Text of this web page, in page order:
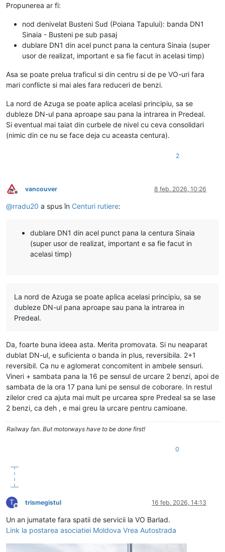
Propunerea ar fi:
nod denivelat Busteni Sud (Poiana Tapului): banda DN1
Sinaia - Busteni pe sub pasaj
dublare DN1 din acel punct pana la centura Sinaia (super
usor de realizat, important e sa fie facut in acelasi timp)
Asa se poate prelua traficul si din centru si de pe VO-uri fara
mari conflicte si mai ales fara reduceri de benzi.
La nord de Azuga se poate aplica acelasi principiu, sa se
dubleze DN-ul pana aproape sau pana la intrarea in Predeal.
Si eventual mai taiat din curbele de nivel cu ceva consolidari
(nimic din ce nu se face deja cu aceasta centura).
2
Deconectat
vancouver 8 feb. 2026, 10:26
@rradu20 a spus în Centuri rutiere:
dublare DN1 din acel punct pana la centura Sinaia
(super usor de realizat, important e sa fie facut in
acelasi timp)
La nord de Azuga se poate aplica acelasi principiu, sa se
dubleze DN-ul pana aproape sau pana la intrarea in
Predeal.
Da, foarte buna ideea asta. Merita promovata. Si nu neaparat
dublat DN-ul, e suficienta o banda in plus, reversibila. 2+1
reversibil. Ca nu e aglomerat concomitent in ambele sensuri.
Vineri + sambata pana la 16 pe sensul de urcare 2 benzi, apoi de
sambata de la ora 17 pana luni pe sensul de coborare. In restul
zilelor cred ca ajuta mai mult pe urcarea spre Predeal sa se lase
2 benzi, ca deh , e mai greu la urcare pentru camioane.
Railway fan. But motorways have to be done first!
0
T
Deconectat
trismegistul 16 feb. 2026, 14:13
Un an jumatate fara spatii de servicii la VO Barlad.
Link la postarea asociatiei Moldova Vrea Autostrada